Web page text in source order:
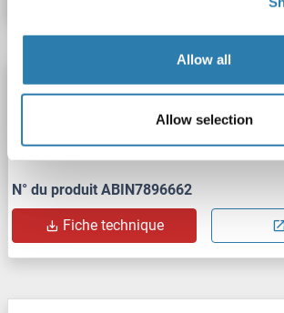
Allow all
Allow selection
Phospholamban Protein (PLN)
Hôte: Escherichia
Recombinant
N° du produit ABIN7896662
Fiche technique